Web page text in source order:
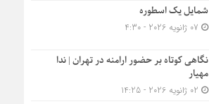
شمایل یک اسطوره
نگاهی کوتاه بر حضور ارامنه در تهران | ندا
مهیار